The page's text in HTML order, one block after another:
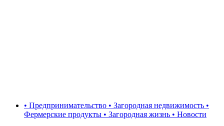
• Предпринимательство • Загородная недвижимость •
Фермерские продукты • Загородная жизнь • Новости